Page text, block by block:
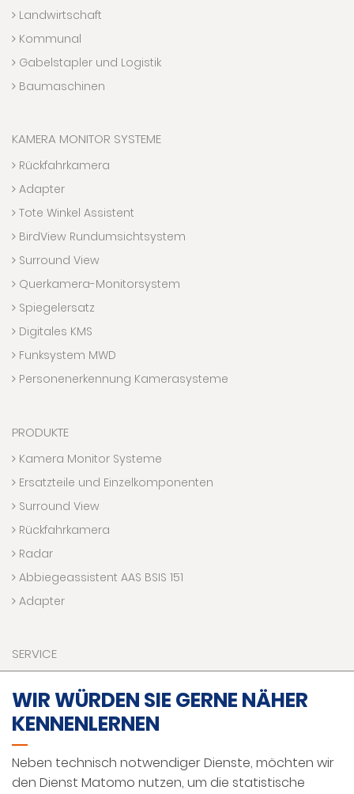
Landwirtschaft
Kommunal
Gabelstapler und Logistik
Baumaschinen
KAMERA MONITOR SYSTEME
Rückfahrkamera
Adapter
Tote Winkel Assistent
BirdView Rundumsichtsystem
Surround View
Querkamera-Monitorsystem
Spiegelersatz
Digitales KMS
Funksystem MWD
Personenerkennung Kamerasysteme
PRODUKTE
Kamera Monitor Systeme
Ersatzteile und Einzelkomponenten
Surround View
Rückfahrkamera
Radar
Abbiegeassistent AAS BSIS 151
Adapter
SERVICE
Kontaktaufnahme
Technik Hotline
VR Welt
Förderprogramme
WIR WÜRDEN SIE GERNE NÄHER
KENNENLERNEN
Neben technisch notwendiger Dienste, möchten wir
den Dienst Matomo nutzen, um die statistische